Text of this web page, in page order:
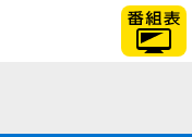
「TBSテレビ」トップ